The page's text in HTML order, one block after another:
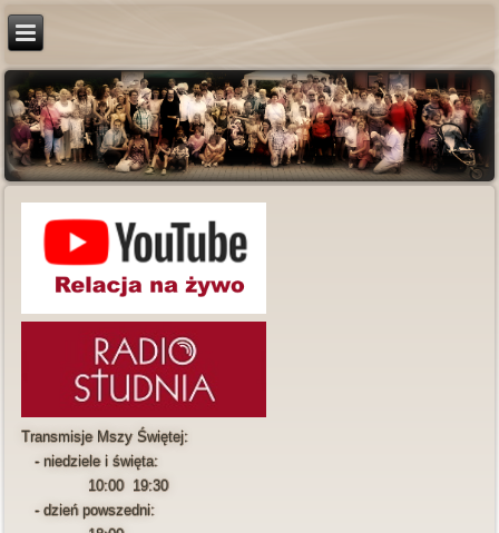
Transmisje Mszy Świętej:
- niedziele i święta:
10:00 19:30
- dzień powszedni: